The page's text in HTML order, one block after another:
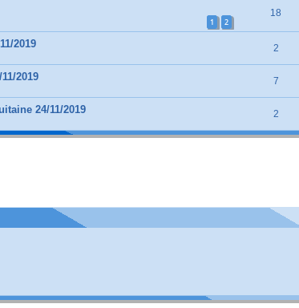
1 2
18
2019 2
2019 7
24/11/2019 2